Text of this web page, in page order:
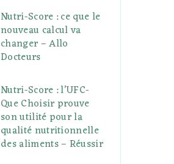
Nutri-Score : ce que le
nouveau calcul va
changer – Allo
Docteurs
Nutri-Score : l’UFC-
Que Choisir prouve
son utilité pour la
qualité nutritionnelle
des aliments – Réussir